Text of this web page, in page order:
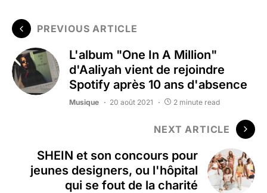
PREVIOUS ARTICLE
L'album "One In A Million"
d'Aaliyah vient de rejoindre
Spotify après 10 ans d'absence
Musique 20 août 2021 2 minute read
NEXT ARTICLE
SHEIN et son concours pour
jeunes designers, ou l'hôpital
qui se fout de la charité